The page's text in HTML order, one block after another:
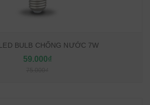
BULB CHỐNG NƯỚC 7W
59.000₫